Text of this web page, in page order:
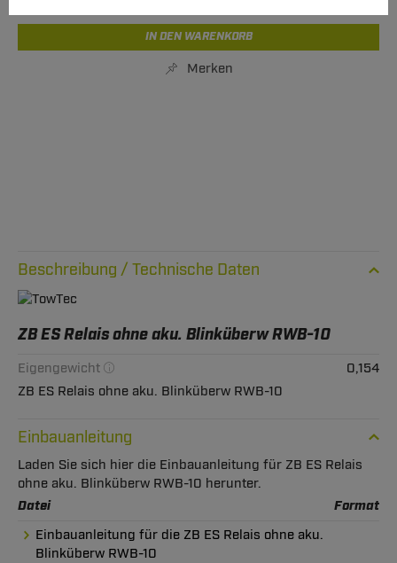
IN DEN WARENKORB
Merken
Technische Daten
ZB ES Relais ohne aku. Blinküberw RWB-10
Eigengewicht
0,154
ZB ES Relais ohne aku. Blinküberw RWB-10
Einbauanleitung
Laden Sie sich hier die Einbauanleitung für ZB ES Relais
ohne aku. Blinküberw RWB-10 herunter.
Datei Format
Einbauanleitung für die ZB ES Relais ohne aku.
Blinküberw RWB-10